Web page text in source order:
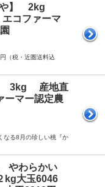
や】 2kg
コファーマ
（税・近圏送料込
3kg 産地直
マー認定農
なる8月の珍しい桃『か
やわらかい
大玉6046